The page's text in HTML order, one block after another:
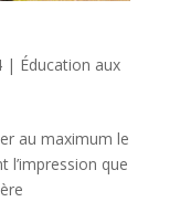
| Éducation aux
au maximum le
l’impression que